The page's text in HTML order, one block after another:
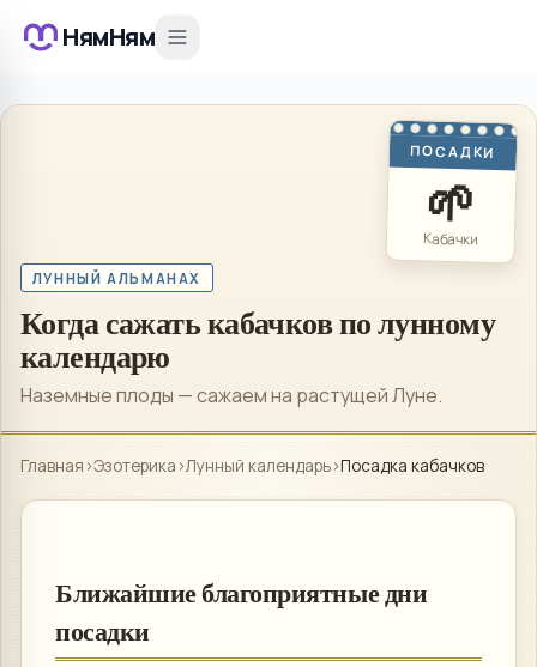
НямНям
ЛУННЫЙ АЛЬМАНАХ
Когда сажать кабачков по лунному
календарю
Наземные плоды — сажаем на растущей Луне.
ПОСАДКИ
🌱
Кабачки
Главная ›Эзотерика ›Лунный календарь›Посадка кабачков
Ближайшие благоприятные дни
посадки